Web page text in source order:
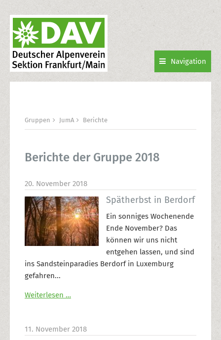
Navigation
Gruppen JumA Berichte
Berichte der Gruppe 2018
20. November 2018
Spätherbst in Berdorf
Ein sonniges Wochenende
Ende November? Das
können wir uns nicht
entgehen lassen, und sind
ins Sandsteinparadies Berdorf in Luxemburg
gefahren...
Weiterlesen …
11. November 2018